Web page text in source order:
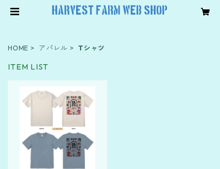
HOME アパレル Tシャツ
ITEM LIST